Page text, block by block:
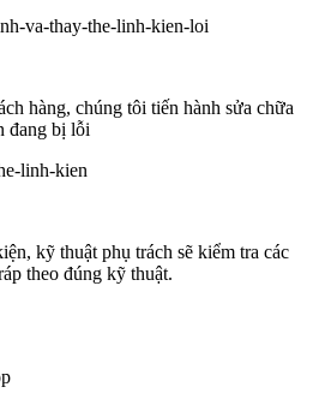
hàng, chúng tôi tiến hành sửa chữa
đang bị lỗi
kỹ thuật phụ trách sẽ kiểm tra các
theo đúng kỹ thuật.